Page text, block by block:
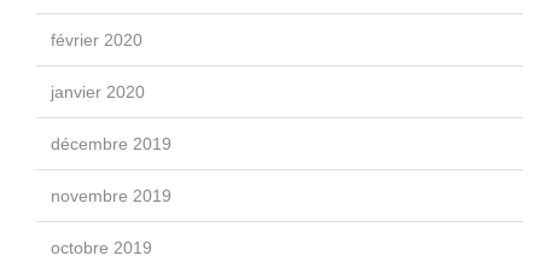
février 2020
janvier 2020
décembre 2019
novembre 2019
octobre 2019